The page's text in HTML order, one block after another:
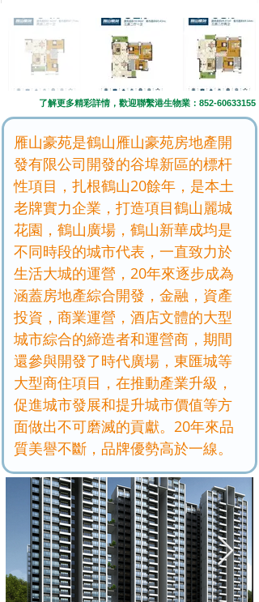
了解更多精彩詳情，歡迎聯繫港生物業：852-60633155
雁山豪苑是鶴山雁山豪苑房地產開
發有限公司開發的谷埠新區的標杆
性項目，扎根鶴山20餘年，是本土
老牌實力企業，打造項目鶴山麗城
花園，鶴山廣場，鶴山新華成均是
不同時段的城市代表，一直致力於
生活大城的運營，20年來逐步成為
涵蓋房地產綜合開發，金融，資產
投資，商業運營，酒店文體的大型
城市綜合的締造者和運營商，期間
還參與開發了時代廣場，東匯城等
大型商住項目，在推動產業升級，
促進城市發展和提升城市價值等方
面做出不可磨滅的貢獻。20年來品
質美譽不斷，品牌優勢高於一線。